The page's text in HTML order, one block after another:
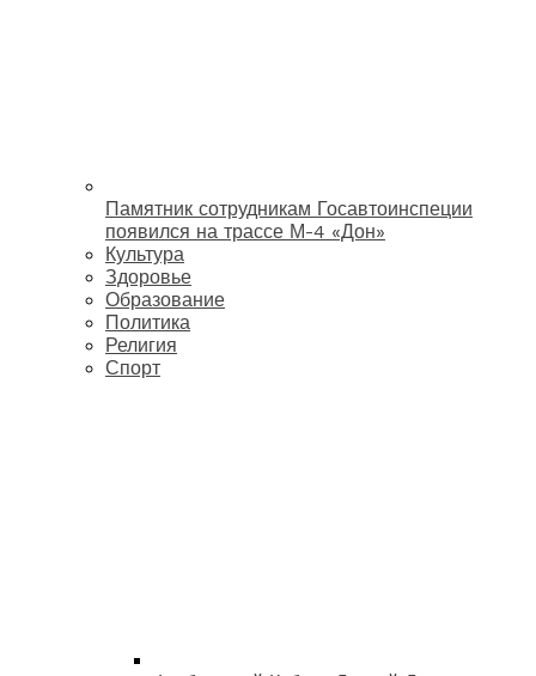
Памятник сотрудникам Госавтоинспеции
появился на трассе М-4 «Дон»
Культура
Здоровье
Образование
Политика
Религия
Спорт